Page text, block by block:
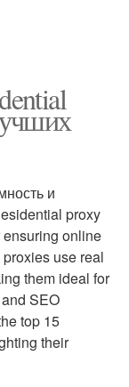
и
proxy
ensuring online
use real
them ideal for
SEO
top 15
their